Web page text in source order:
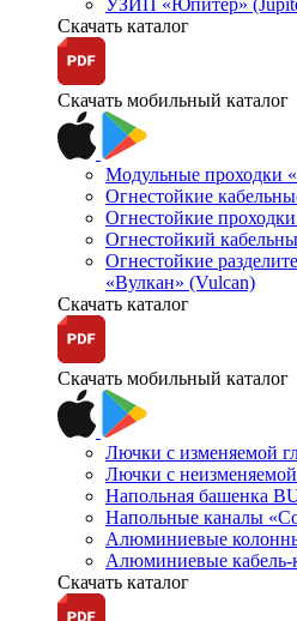
Скачать каталог
Скачать мобильный каталог
Модульные проходки
Огнестойкие
Огнестойкие
Огнестойкий
Огнестойкие
«Вулкан» (Vulcan)
Скачать каталог
Скачать мобильный каталог
Лючки с изменяемой
Лючки с
Напольная башенка
Напольные каналы
Алюминиевые
Алюминиевые
Скачать каталог